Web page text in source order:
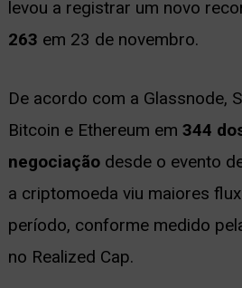
levou a registrar um novo
263 em 23 de novembro.
De acordo com a Glassnode,
Bitcoin e Ethereum em 344
negociaçãodesde o evento
a criptomoeda viu maiores
período, conforme medido
no Realized Cap.